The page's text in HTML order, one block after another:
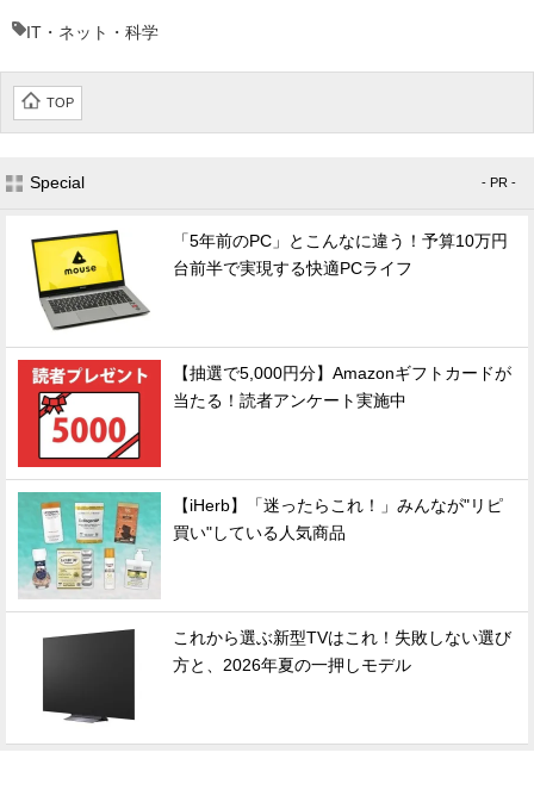
IT・ネット・科学
TOP
Special - PR -
「5年前のPC」とこんなに違う！予算10万円
台前半で実現する快適PCライフ
【抽選で5,000円分】Amazonギフトカードが
当たる！読者アンケート実施中
【iHerb】「迷ったらこれ！」みんなが"リピ
買い"している人気商品
これから選ぶ新型TVはこれ！失敗しない選び
方と、2026年夏の一押しモデル